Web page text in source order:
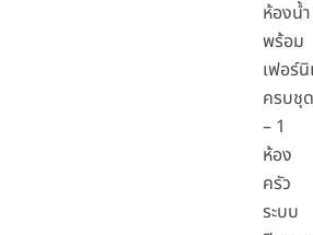
ห้องน้ำ
พร้อม
เฟอร์
ครบชุด
– 1
ห้อง
ครัว
ระบบ